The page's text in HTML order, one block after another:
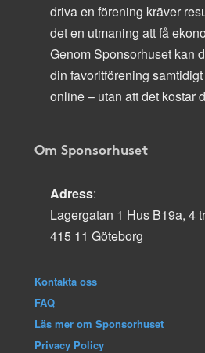
driva en förening kräver
det en utmaning att få
Genom Sponsorhuset kan
din favoritförening
online – utan att det kostar
Om Sponsorhuset
Adress:
Lagergatan 1 Hus B19a, 4 tr
415 11 Göteborg
Kontakta oss
FAQ
Läs mer om Sponsorhuset
Privacy Policy